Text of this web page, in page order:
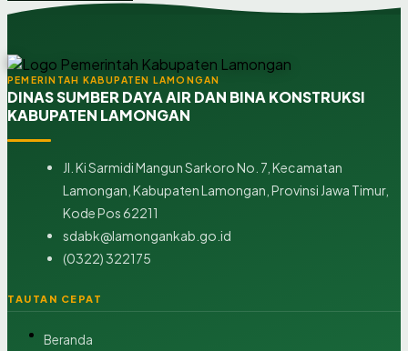
PEMERINTAH KABUPATEN LAMONGAN
DINAS SUMBER DAYA AIR DAN BINA KONSTRUKSI
KABUPATEN LAMONGAN
Jl. Ki Sarmidi Mangun Sarkoro No. 7, Kecamatan
Lamongan, Kabupaten Lamongan, Provinsi Jawa Timur,
Kode Pos 62211
sdabk@lamongankab.go.id
(0322) 322175
TAUTAN CEPAT
Beranda